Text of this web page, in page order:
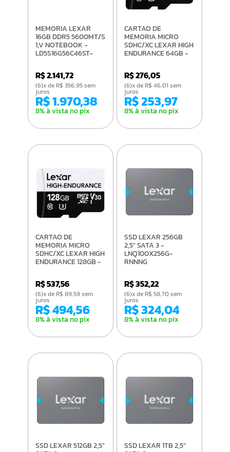
MEMORIA LEXAR
16GB DDR5 5600MT/s
1,V NOTEBOOK -
LD5S16G56C46ST-
R$ 2.141,72
R$ 1.970,38
8% à vista no pix
(6)x de R$ 356,95 sem
juros
CARTAO DE
MEMORIA MICRO
SDHC/XC LEXAR HIGH
ENDURANCE 64GB -
BCNNG
R$ 276,05
R$ 253,97
8% à vista no pix
(6)x de R$ 46,01 sem
juros
CARTAO DE
MEMORIA MICRO
SDHC/XC LEXAR HIGH
ENDURANCE 128GB -
BCNNG
R$ 537,56
R$ 494,56
8% à vista no pix
(6)x de R$ 89,59 sem
juros
SSD LEXAR 256GB
2,5" SATA 3 -
LNQ100X256G-
RNNNG
R$ 352,22
R$ 324,04
8% à vista no pix
(6)x de R$ 58,70 sem
juros
SSD LEXAR 512GB 2,5" SSD LEXAR 1TB 2,5"